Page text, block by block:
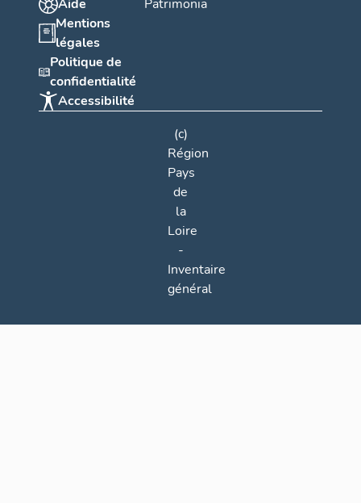
Aide
Mentions
légales
Politique de
confidentialité
Accessibilité
Patrimonia
(c)
Région
Pays
de
la
Loire
-
Inventaire
général